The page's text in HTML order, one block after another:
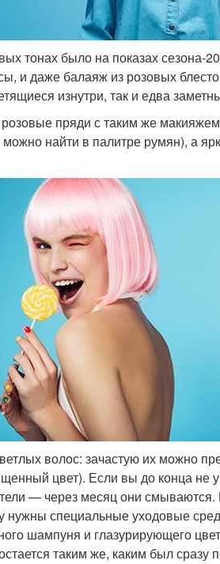
тонах было на показах сезона-
и даже балаяж из розовых
изнутри, так и едва
пряди с таким же макияжем
найти в палитре румян), а
волос: зачастую их можно
цвет). Если вы до конца не
— через месяц они смываются.
специальные уходовые
шампуня и глазурирующего
таким же, каким был сразу